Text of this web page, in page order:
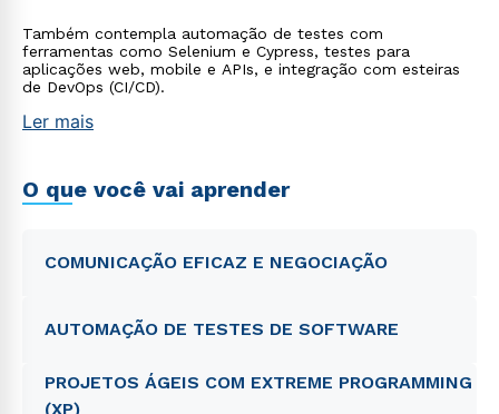
Também contempla automação de testes com
ferramentas como Selenium e Cypress, testes para
aplicações web, mobile e APIs, e integração com esteiras
de DevOps (CI/CD).
Ler mais
O que você vai aprender
COMUNICAÇÃO EFICAZ E NEGOCIAÇÃO
AUTOMAÇÃO DE TESTES DE SOFTWARE
PROJETOS ÁGEIS COM EXTREME PROGRAMMING
(XP)